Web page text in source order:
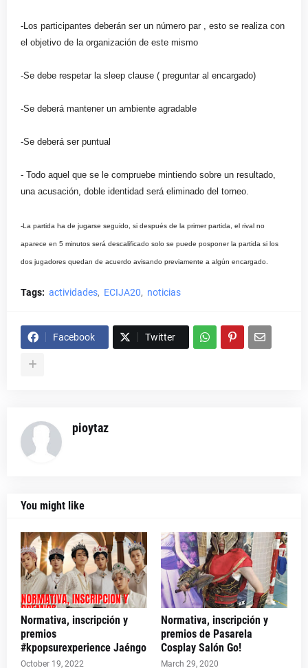
-Los participantes deberán ser un número par , esto se realiza con
el objetivo de la organización de este mismo
-Se debe respetar la sleep clause ( preguntar al encargado)
-Se deberá mantener un ambiente agradable
-Se deberá ser puntual
- Todo aquel que se le compruebe mintiendo sobre un resultado,
una acusación, doble identidad será eliminado del torneo.
-La partida ha de jugarse seguido, si después de la primer partida, el rival no
aparece en 5 minutos será descalificado solo se puede posponer la partida si los
dos jugadores quedan de acuerdo avisando previamente a algún encargado.
Tags: actividades ECIJA20 noticias
Facebook Twitter
pioytaz
You might like
Normativa, inscripción y
premios
#kpopsurexperience Jaéngo
October 19, 2022
Normativa, inscripción y
premios de Pasarela
Cosplay Salón Go!
March 29, 2020